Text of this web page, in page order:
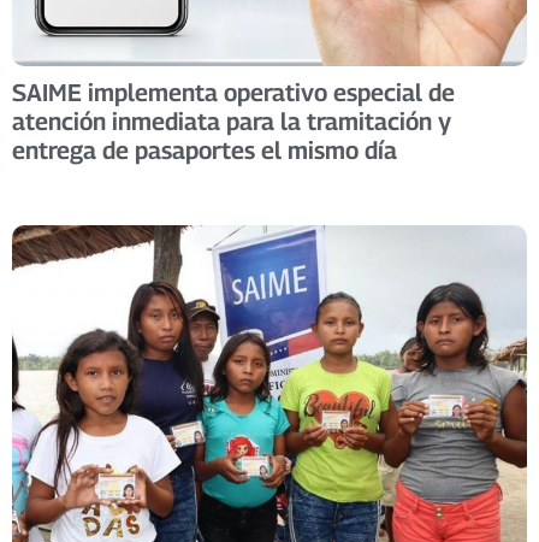
SAIME implementa operativo especial de
atención inmediata para la tramitación y
entrega de pasaportes el mismo día